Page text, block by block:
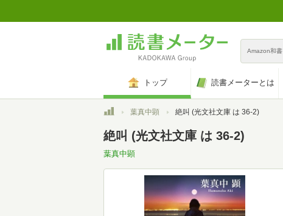
Amazon和書
トップ 読書メーターとは
トップ葉真中顕 絶叫 (光文社文庫 は 36-2)
絶叫 (光文社文庫 は 36-2)
葉真中顕